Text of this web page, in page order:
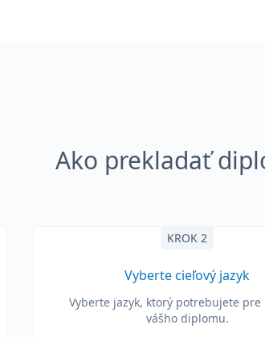
Ako prekladať
KROK 2
Vyberte cieľový jazyk
Vyberte jazyk, ktorý potrebujete pre
vášho diplomu.